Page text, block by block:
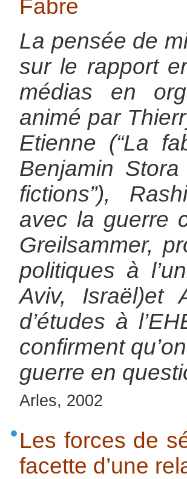
Fabre
La pensée de
sur le rapport
médias en
animé par
Etienne (“La
Benjamin
fictions”),
avec la guerre
Greilsammer,
politiques à
Aviv, Israël)et
d’études à
confirment
guerre en
Arles, 2002
Les forces de
facette d’une